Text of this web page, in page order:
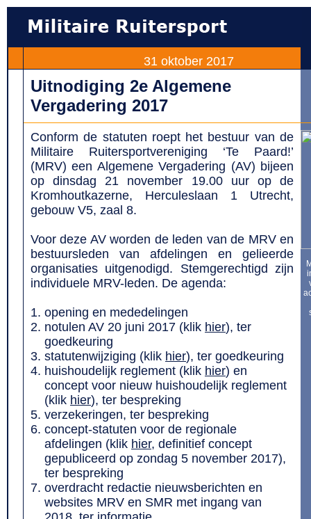
31 oktober 2017
Uitnodiging 2e Algemene
Vergadering 2017
Conform de statuten roept het bestuur van de
Militaire Ruitersportvereniging ‘Te Paard!’
(MRV) een Algemene Vergadering (AV) bijeen
op dinsdag 21 november 19.00 uur op de
Kromhoutkazerne, Herculeslaan 1 Utrecht,
gebouw V5, zaal 8.
Voor deze AV worden de leden van de MRV en
bestuursleden van afdelingen en gelieerde
organisaties uitgenodigd. Stemgerechtigd zijn
individuele MRV-leden. De agenda:
opening en mededelingen
notulen AV 20 juni 2017 (klik hier), ter
goedkeuring
statutenwijziging (klik hier), ter goedkeuring
huishoudelijk reglement (klik hier) en
concept voor nieuw huishoudelijk reglement
(klik hier), ter bespreking
verzekeringen, ter bespreking
concept-statuten voor de regionale
afdelingen (klik hier, definitief concept
gepubliceerd op zondag 5 november 2017),
ter bespreking
overdracht redactie nieuwsberichten en
websites MRV en SMR met ingang van